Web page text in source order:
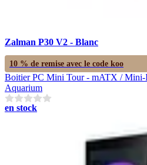
Zalman P30 V2 - Blanc
10 % de remise avec le code koo
Boitier PC Mini Tour - mATX /
Aquarium
en stock